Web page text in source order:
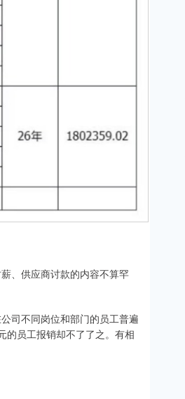
、供应商讨款的内容不算罕
司不同岗位和部门的员工普遍
的员工报销却不了了之。有相